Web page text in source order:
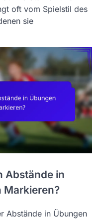
oft vom Spielstil des
sie
Abstände in
Markieren?
Abstände in Übungen